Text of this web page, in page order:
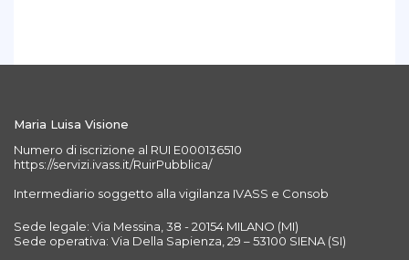
Maria Luisa Visione
Numero di iscrizione al RUI E000136510
https://servizi.ivass.it/RuirPubblica/
Intermediario soggetto alla vigilanza IVASS e Consob
Sede legale: Via Messina, 38 - 20154 MILANO (MI)
Sede operativa: Via Della Sapienza, 29 – 53100 SIENA (SI)